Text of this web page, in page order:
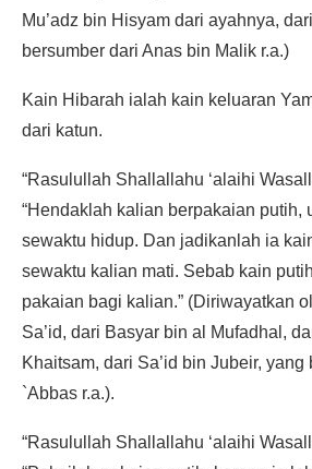
Mu’adz bin Hisyam dari ayahnya,
bersumber dari Anas bin Malik r.a.)
Kain Hibarah ialah kain keluaran
dari katun.
“Rasulullah Shallallahu ‘alaihi
“Hendaklah kalian berpakaian putih,
sewaktu hidup. Dan jadikanlah ia
sewaktu kalian mati. Sebab kain
pakaian bagi kalian.” (Diriwayatkan
Sa’id, dari Basyar bin al Mufadhal,
Khaitsam, dari Sa’id bin Jubeir,
`Abbas r.a.).
“Rasulullah Shallallahu ‘alaihi